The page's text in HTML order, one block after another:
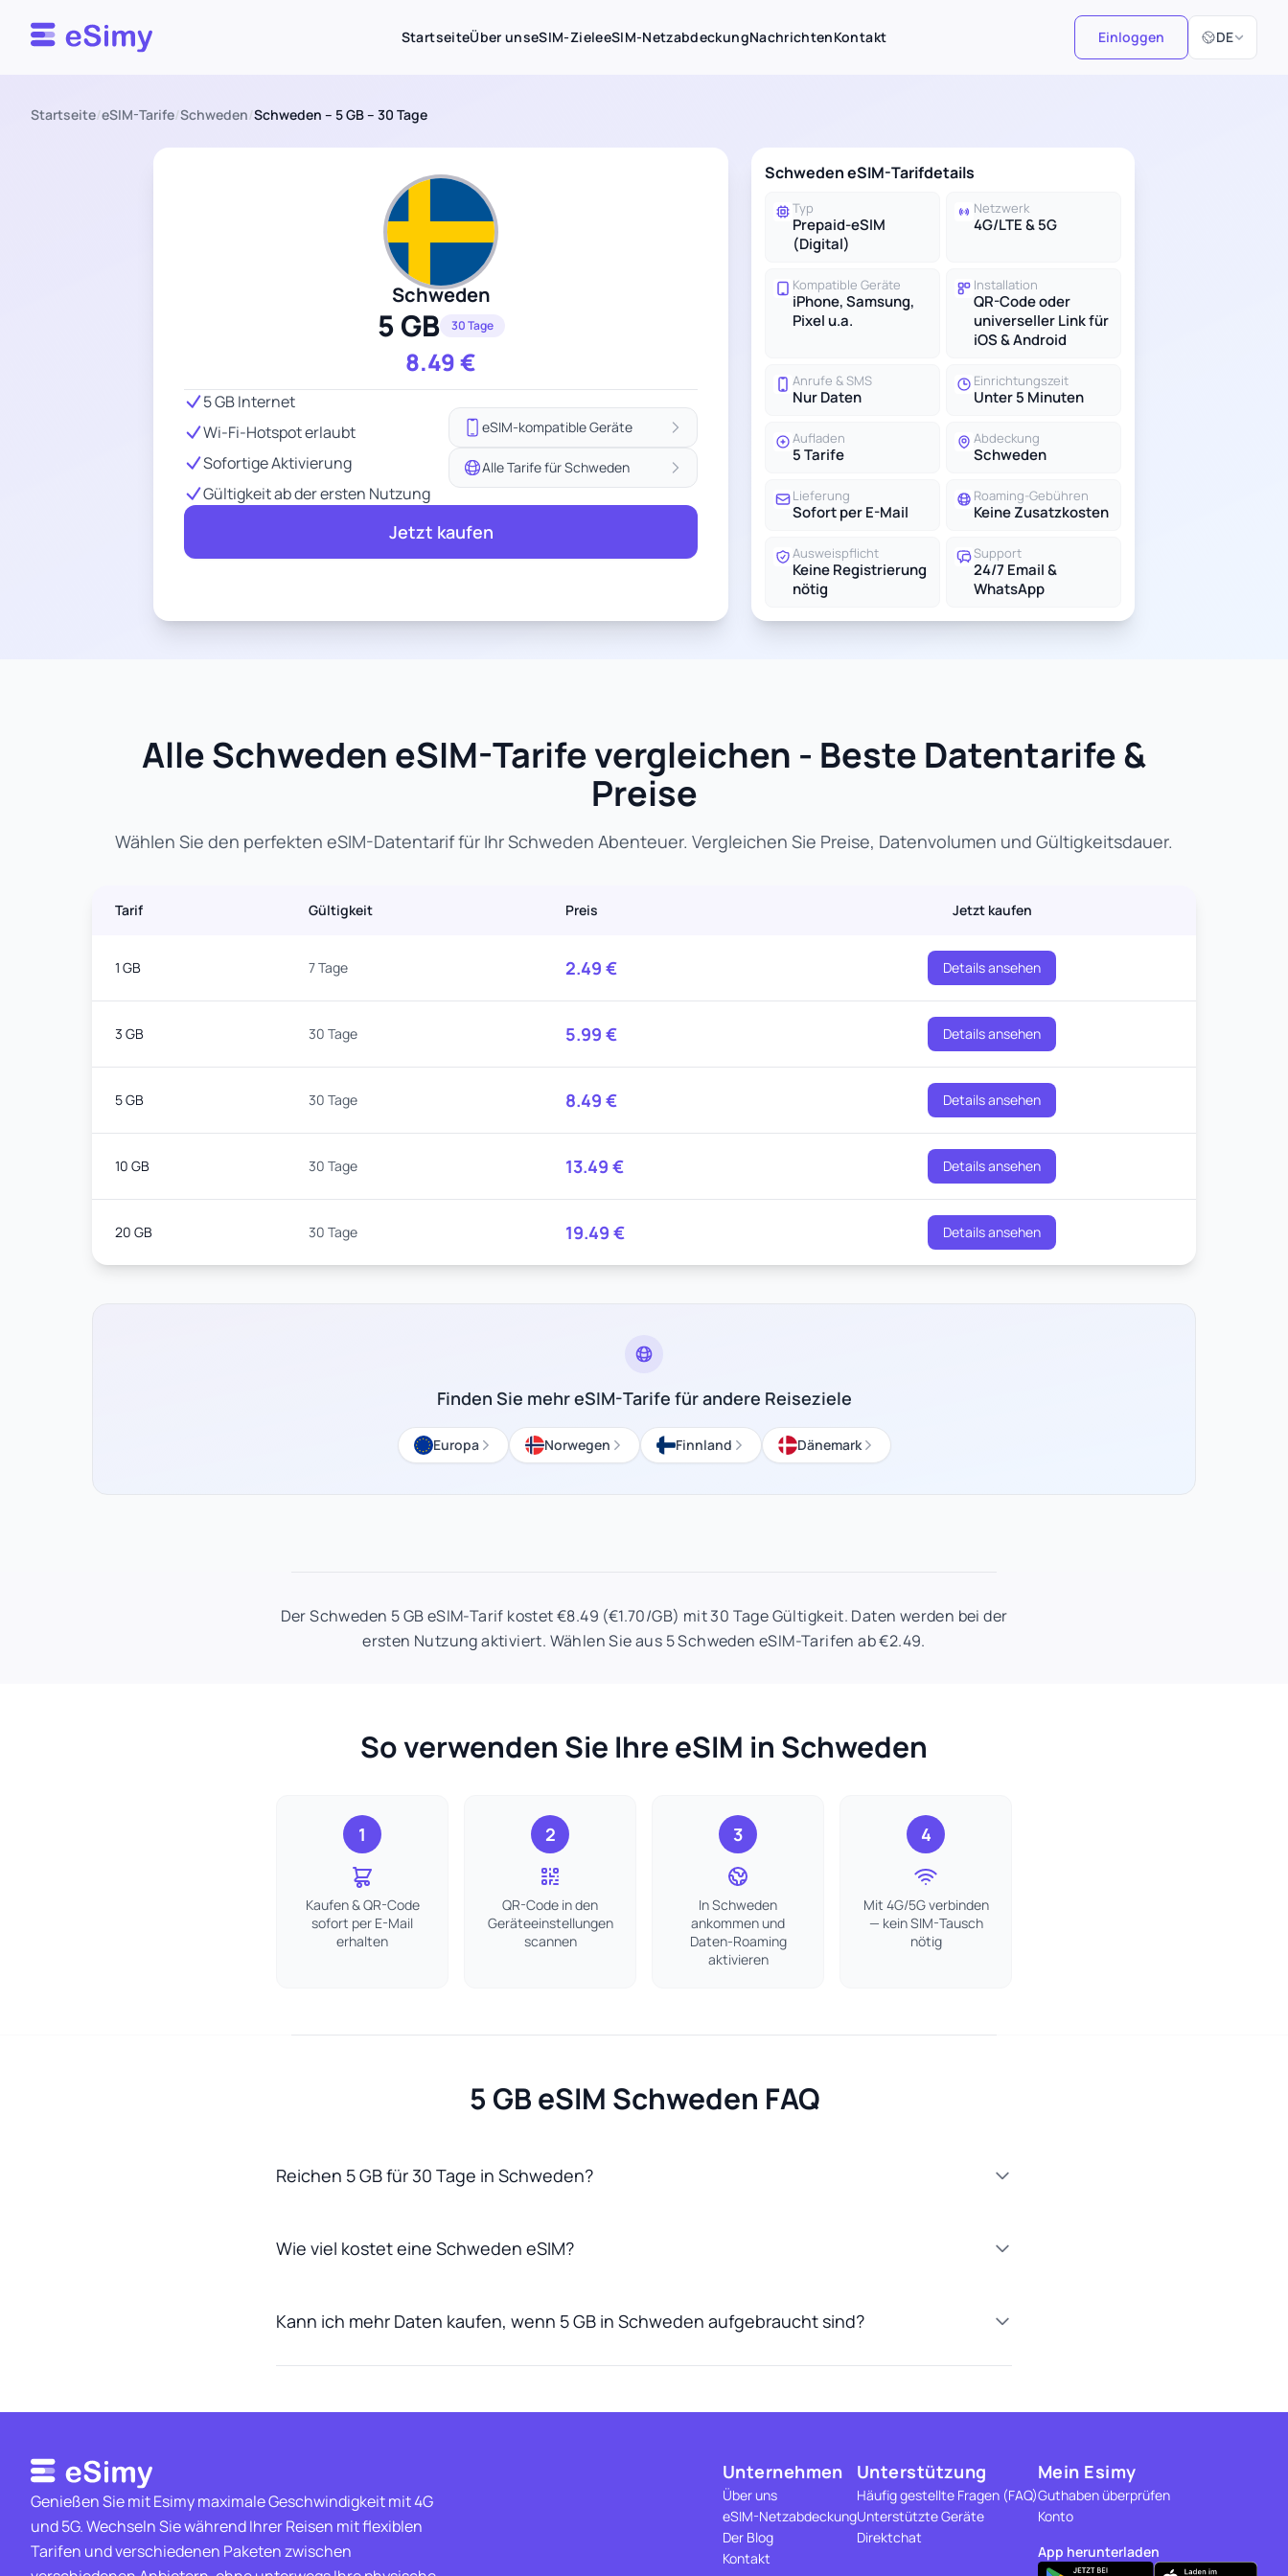
Esimy StartseiteÜber unseSIM-ZieleeSIM-NetzabdeckungNachrichtenKontakt Einloggen DE
Sprache
Startseite/eSIM-Tarife/Schweden/Schweden – 5 GB – 30 Tage
Schweden
5 GB 30 Tage
8.49€
5 GB Internet
Wi-Fi-Hotspot erlaubt
Sofortige Aktivierung
Gültigkeit ab der ersten Nutzung
eSIM-kompatible Geräte
Alle Tarife für Schweden
Jetzt kaufen
Schweden eSIM-Tarifdetails
Typ
Prepaid-eSIM
(Digital)
Netzwerk
4G/LTE & 5G
Kompatible Geräte
iPhone, Samsung,
Pixel u.a.
Installation
QR-Code oder
universeller Link für
iOS & Android
Anrufe & SMS
Nur Daten
Einrichtungszeit
Unter 5 Minuten
Aufladen
5 Tarife
Abdeckung
Schweden
Lieferung
Sofort per E-Mail
Roaming-Gebühren
Keine Zusatzkosten
Ausweispflicht
Keine Registrierung
nötig
Support
24/7 Email &
WhatsApp
Alle Schweden eSIM-Tarife vergleichen - Beste Datentarife &
Preise
Wählen Sie den perfekten eSIM-Datentarif für Ihr Schweden Abenteuer. Vergleichen Sie Preise, Datenvolumen und Gültigkeitsdauer.
Tarif Gültigkeit Preis Jetzt kaufen
1 GB 7 Tage 2.49 € Details ansehen
3 GB 30 Tage 5.99 € Details ansehen
5 GB 30 Tage 8.49 € Details ansehen
10 GB 30 Tage 13.49 € Details ansehen
20 GB 30 Tage 19.49 € Details ansehen
Finden Sie mehr eSIM-Tarife für andere Reiseziele
Europa Norwegen Finnland Dänemark
Der Schweden 5 GB eSIM-Tarif kostet €8.49 (€1.70/GB) mit 30 Tage Gültigkeit. Daten werden bei der
ersten Nutzung aktiviert. Wählen Sie aus 5 Schweden eSIM-Tarifen ab €2.49.
So verwenden Sie Ihre eSIM in Schweden
1
Kaufen & QR-Code
sofort per E-Mail
erhalten
2
QR-Code in den
Geräteeinstellungen
scannen
3
In Schweden
ankommen und
Daten-Roaming
aktivieren
4
Mit 4G/5G verbinden
— kein SIM-Tausch
nötig
5 GB eSIM Schweden FAQ
Reichen 5 GB für 30 Tage in Schweden?
Wie viel kostet eine Schweden eSIM?
Kann ich mehr Daten kaufen, wenn 5 GB in Schweden aufgebraucht sind?
Genießen Sie mit Esimy maximale Geschwindigkeit mit 4G
und 5G. Wechseln Sie während Ihrer Reisen mit flexiblen
Tarifen und verschiedenen Paketen zwischen
Unternehmen
Über uns
eSIM-Netzabdeckung
Der Blog
Kontakt
Unterstützung
Häufig gestellte Fragen (FAQ)
Unterstützte Geräte
Direktchat
Mein Esimy
Guthaben überprüfen
Konto
App herunterladen